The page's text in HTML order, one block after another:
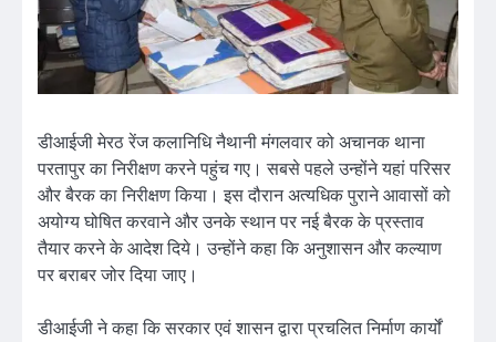
डीआईजी मेरठ रेंज कलानिधि नैथानी मंगलवार को अचानक थाना
परतापुर का निरीक्षण करने पहुंच गए। सबसे पहले उन्होंने यहां परिसर
और बैरक का निरीक्षण किया। इस दौरान अत्यधिक पुराने आवासों को
अयोग्य घोषित करवाने और उनके स्थान पर नई बैरक के प्रस्ताव
तैयार करने के आदेश दिये। उन्होंने कहा कि अनुशासन और कल्याण
पर बराबर जोर दिया जाए।
डीआईजी ने कहा कि सरकार एवं शासन द्वारा प्रचलित निर्माण कार्यों